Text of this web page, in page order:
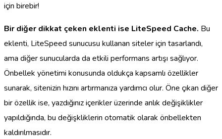
için birebir!
Bir diğer dikkat çeken eklenti ise LiteSpeed Cache. Bu
eklenti, LiteSpeed sunucusu kullanan siteler için tasarlandı,
ama diğer sunucularda da etkili performans artışı sağlıyor.
Önbellek yönetimi konusunda oldukça kapsamlı özellikler
sunarak, sitenizin hızını artırmanıza yardımcı olur. Öne çıkan diğer
bir özellik ise, yazdığınız içerikler üzerinde anlık değişiklikler
yapıldığında, bu değişkliklerin otomatik olarak önbellekten
kaldırılmasıdır.